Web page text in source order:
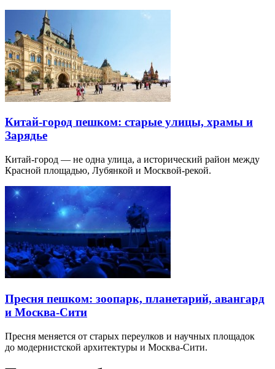
Китай-город пешком: старые улицы, храмы и
Зарядье
Китай-город — не одна улица, а исторический район между
Красной площадью, Лубянкой и Москвой-рекой.
Пресня пешком: зоопарк, планетарий, авангард
и Москва-Сити
Пресня меняется от старых переулков и научных площадок
до модернистской архитектуры и Москва-Сити.